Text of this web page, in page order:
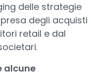
delle strategie
degli acquisti
retail e dal
alcune